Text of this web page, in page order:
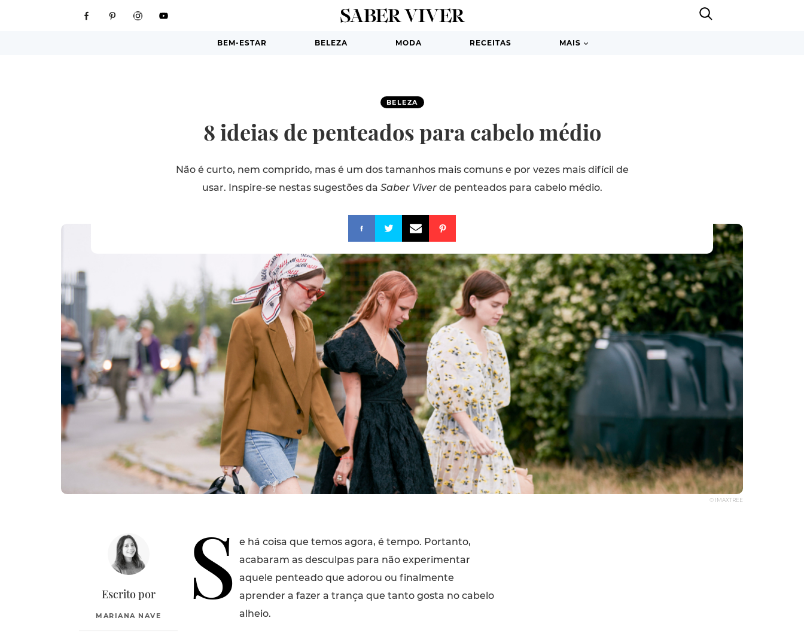
BEM-ESTAR BELEZA MODA RECEITAS MAIS
BELEZA
8 ideias de penteados para cabelo médio
Não é curto, nem comprido, mas é um dos tamanhos mais comuns e por vezes mais difícil de
usar. Inspire-se nestas sugestões da Saber Viver de penteados para cabelo médio.
© IMAXTREE
Escrito por
MARIANA NAVE S e há coisa que temos agora, é tempo. Portanto,
acabaram as desculpas para não experimentar
aquele penteado que adorou ou finalmente
aprender a fazer a trança que tanto gosta no cabelo
alheio.